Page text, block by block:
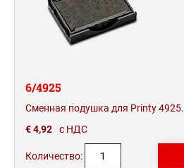
6/4925
Сменная подушка для Printy 4925.
€ 4,92
с НДС
Количество: